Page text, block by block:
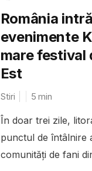
România
evenimente
mare festival
Est
Stiri 5 min
În doar trei zile,
punctul de întâlnire
comunități de fani